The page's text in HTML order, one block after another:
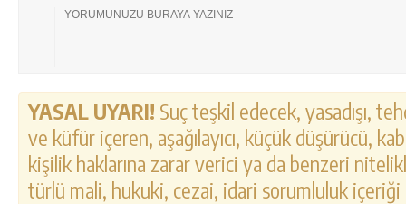
YASAL UYARI! Suç teşkil edecek, yasadışı,
ve küfür içeren, aşağılayıcı, küçük düşürücü,
kişilik haklarına zarar verici ya da benzeri
türlü mali, hukuki, cezai, idari sorumluluk